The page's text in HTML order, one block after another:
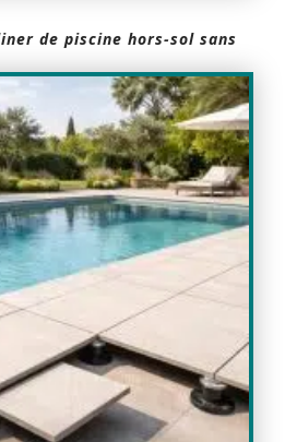
de piscine hors-sol sans